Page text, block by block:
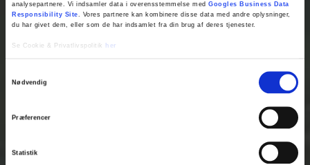
analysepartnere. Vi indsamler data i overensstemmelse medGoogles Business Data
Responsibility Site. Vores partnere kan kombinere disse data med andre oplysninger,
du har givet dem, eller som de har indsamlet fra din brug af deres tjenester.
Se Cookie & Privatlivspolitik her
Nødvendig
Præferencer
Statistik
Fjern